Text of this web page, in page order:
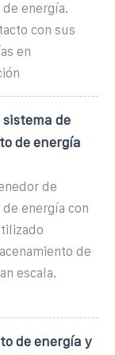
energía.
con sus
en
de
de energía
de
energía con
de
escala.
de energía y